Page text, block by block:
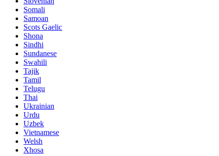
Somali
Samoan
Scots Gaelic
Shona
Sindhi
Sundanese
Swahili
Tajik
Tamil
Telugu
Thai
Ukrainian
Urdu
Uzbek
Vietnamese
Welsh
Xhosa